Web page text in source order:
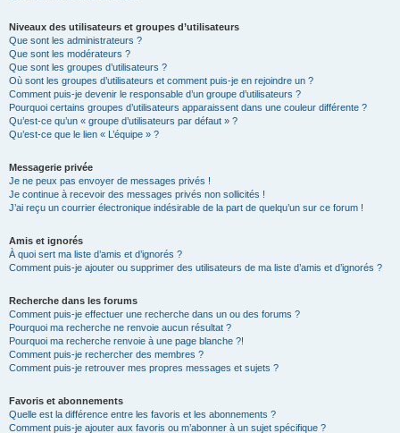
Niveaux des utilisateurs et groupes d’utilisateurs
Que sont les administrateurs ?
Que sont les modérateurs ?
Que sont les groupes d’utilisateurs ?
Où sont les groupes d’utilisateurs et comment puis-je en rejoindre un ?
Comment puis-je devenir le responsable d’un groupe d’utilisateurs ?
Pourquoi certains groupes d’utilisateurs apparaissent dans une couleur différente ?
Qu’est-ce qu’un « groupe d’utilisateurs par défaut » ?
Qu’est-ce que le lien « L’équipe » ?
Messagerie privée
Je ne peux pas envoyer de messages privés !
Je continue à recevoir des messages privés non sollicités !
J’ai reçu un courrier électronique indésirable de la part de quelqu’un sur ce forum !
Amis et ignorés
À quoi sert ma liste d’amis et d’ignorés ?
Comment puis-je ajouter ou supprimer des utilisateurs de ma liste d’amis et d’ignorés ?
Recherche dans les forums
Comment puis-je effectuer une recherche dans un ou des forums ?
Pourquoi ma recherche ne renvoie aucun résultat ?
Pourquoi ma recherche renvoie à une page blanche ?!
Comment puis-je rechercher des membres ?
Comment puis-je retrouver mes propres messages et sujets ?
Favoris et abonnements
Quelle est la différence entre les favoris et les abonnements ?
Comment puis-je ajouter aux favoris ou m’abonner à un sujet spécifique ?